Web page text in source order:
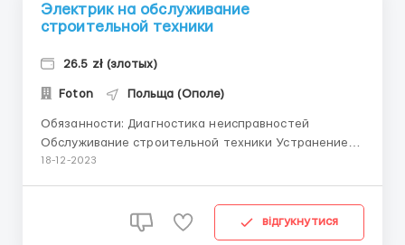
Электрик на обслуживание
строительной техники
26.5 zł (злотых)
Foton Польща (Ополе)
Обязанности: Диагностика неисправностей
Обслуживание строительной техники Устранение
неисправностей, возникающих при эксплуатации
направленных на предотвращение возникновения
аварий. ОФОРМЛЯЕМ КАРТЫ ПОБЫТА...
18-12-2023
відгукнутися